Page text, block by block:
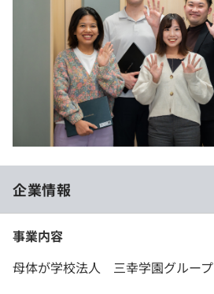
企業情報
事業内容
母体が学校法人 三幸学園グループ